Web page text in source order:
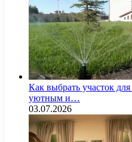
Как выбрать участок для
уютным и…
03.07.2026